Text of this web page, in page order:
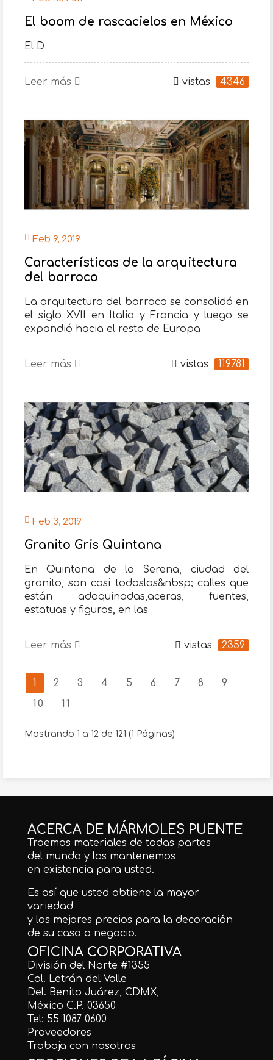
El boom de rascacielos en México
El D
Leer más vistas 4346
Feb 9, 2019
Características de la arquitectura
del barroco
La arquitectura del barroco se consolidó en
el siglo XVII en Italia y Francia y luego se
expandió hacia el resto de Europa
Leer más vistas 119781
Feb 3, 2019
Granito Gris Quintana
En Quintana de la Serena, ciudad del
granito, son casi todaslas&nbsp; calles que
están adoquinadas,aceras, fuentes,
estatuas y figuras, en las
Leer más vistas 2359
1 2 3 4 5 6 7 8
9
10
11
Mostrando 1 a 12 de 121 (1 Páginas)
ACERCA DE MÁRMOLES PUENTE
Traemos materiales de todas partes
del mundo y los mantenemos
en existencia para usted.
Es así que usted obtiene la mayor
variedad
y los mejores precios para la decoración
de su casa o negocio.
OFICINA CORPORATIVA
División del Norte #1355
Col. Letrán del Valle
Del. Benito Juárez, CDMX,
México C.P. 03650
Tel: 55 1087 0600
Proveedores
Trabaja con nosotros